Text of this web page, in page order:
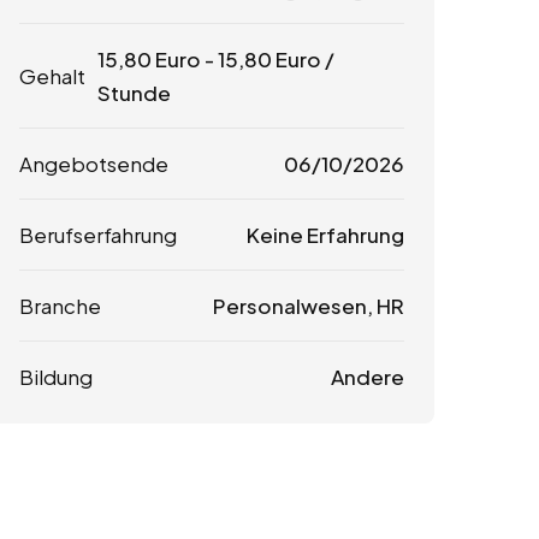
Gehalt
15,80 Euro -15,80 Euro /
Stunde
Angebotsende 06/10/2026
Berufserfahrung Keine Erfahrung
Branche Personalwesen, HR
Bildung Andere